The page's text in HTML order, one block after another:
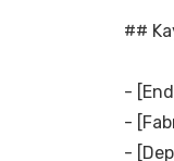
##
-
-
-